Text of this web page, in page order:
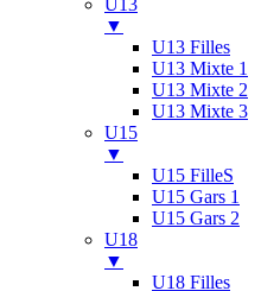
U13
▼
U13 Filles
U13 Mixte 1
U13 Mixte 2
U13 Mixte 3
U15
▼
U15 FilleS
U15 Gars 1
U15 Gars 2
U18
▼
U18 Filles